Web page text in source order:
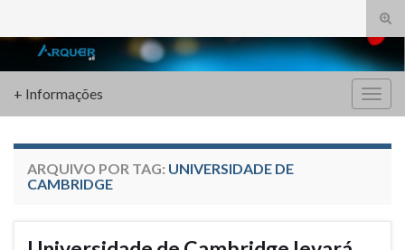
de
Search for:
+ Informações
ARQUIVO POR TAG: UNIVERSIDADE DE
CAMBRIDGE